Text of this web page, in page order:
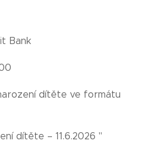
Bank
dítěte ve formátu
dítěte – 11.6.2026 "